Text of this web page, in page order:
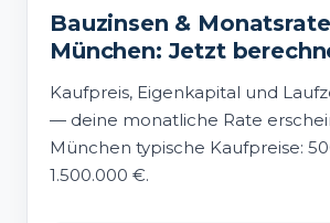
Bauzinsen & Monatsrate
München: Jetzt
Kaufpreis, Eigenkapital und
— deine monatliche Rate
München typische Kaufpreise:
1.500.000 €.